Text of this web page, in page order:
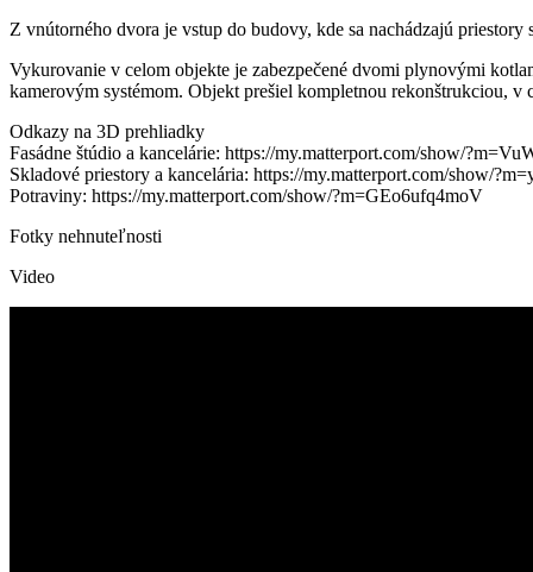
Z vnútorného dvora je vstup do budovy, kde sa nachádzajú
Vykurovanie v celom objekte je zabezpečené dvomi plynovými
kamerovým systémom. Objekt prešiel kompletnou rekonštrukciou, v
Odkazy na 3D prehliadky
Fasádne štúdio a kancelárie: https://my.matterport.com/show/
Skladové priestory a kancelária: https://my.matterport.com/show/
Potraviny: https://my.matterport.com/show/?m=GEo6ufq4moV
Fotky nehnuteľnosti
Video